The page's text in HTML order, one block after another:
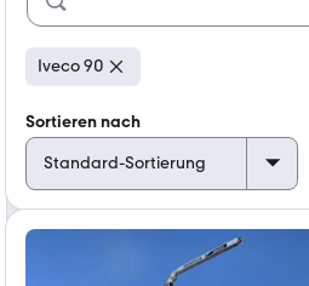
Iveco 90
Sortieren nach